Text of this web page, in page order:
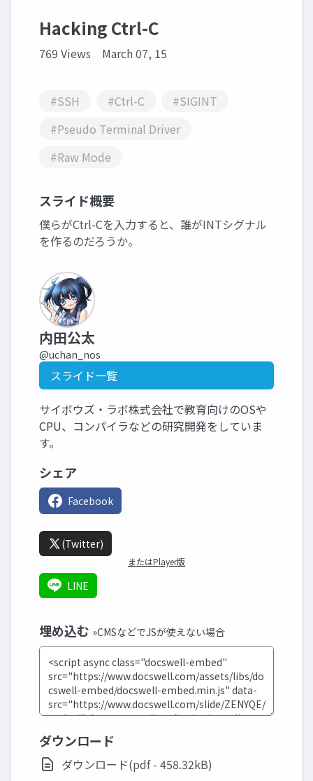
Hacking Ctrl-C
769 Views March 07, 15
#SSH #Ctrl-C
#SIGINT
#Pseudo Terminal Driver
#Raw Mode
スライド概要
僕らがCtrl-Cを入力すると、誰がINTシグナル
を作るのだろうか。
内田公太
@uchan_nos
スライド一覧
サイボウズ・ラボ株式会社で教育向けのOSや
CPU、コンパイラなどの研究開発をしていま
す。
シェア
Facebook
(Twitter)
またはPlayer版
LINE
埋め込む »CMSなどでJSが使えない場合
ダウンロード
ダウンロード(pdf - 458.32kB)